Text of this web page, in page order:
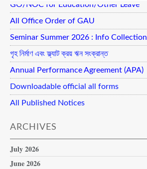
GO/NOC for Education/Other Leave
All Office Order of GAU
Seminar Summer 2026 : Info Collection
গৃহ নির্মাণ এবং ফ্ল্যাট ক্রয় ঋন সংক্রান্ত
Annual Performance Agreement (APA)
Downloadable official all forms
All Published Notices
ARCHIVES
July 2026
June 2026